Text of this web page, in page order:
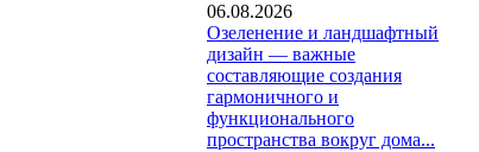
06.08.2026
Озеленение и ландшафтный
дизайн — важные
составляющие создания
гармоничного и
функционального
пространства вокруг дома...